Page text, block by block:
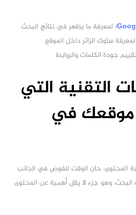
: لمعرفة ما يظهر في نتائج البحث
سلوك الزائر داخل الموقع
جودة الكلمات والروابط
التقنية التي
موقعك في
المحتوى، حان الوقت للغوص في الجانب
وهو جزء لا يقل أهمية عن المحتوى